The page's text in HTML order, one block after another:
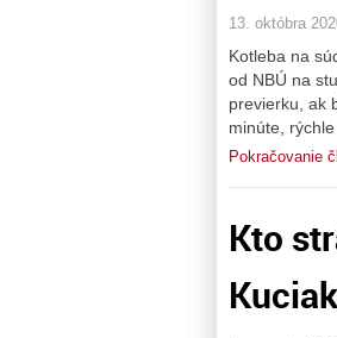
13. októbra
Kotleba na
od NBÚ na
previerku, ak
minúte,
Pokračovanie
Kto